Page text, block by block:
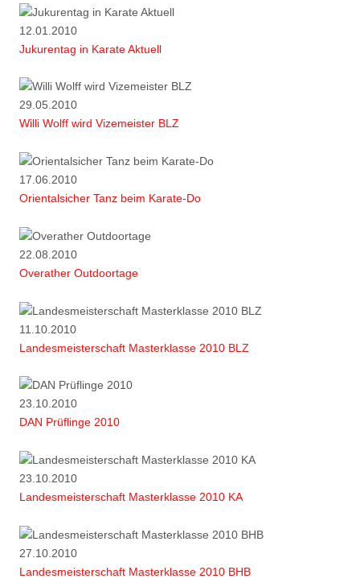
12.01.2010
Jukurentag in Karate Aktuell
29.05.2010
Willi Wolff wird Vizemeister BLZ
17.06.2010
Orientalsicher Tanz beim Karate-Do
22.08.2010
Overather Outdoortage
11.10.2010
Landesmeisterschaft Masterklasse 2010 BLZ
23.10.2010
DAN Prüflinge 2010
23.10.2010
Landesmeisterschaft Masterklasse 2010 KA
27.10.2010
Landesmeisterschaft Masterklasse 2010 BHB